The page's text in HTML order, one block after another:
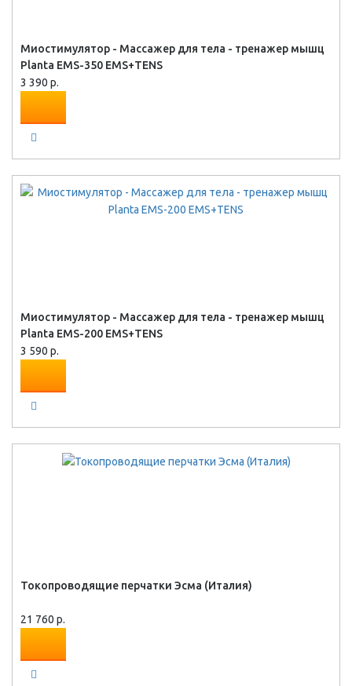
Миостимулятор - Массажер для тела - тренажер мышц
Planta EMS-350 EMS+TENS
3 390 р.
Миостимулятор - Массажер для тела - тренажер мышц
Planta EMS-200 EMS+TENS
3 590 р.
Токопроводящие перчатки Эсма (Италия)
21 760 р.